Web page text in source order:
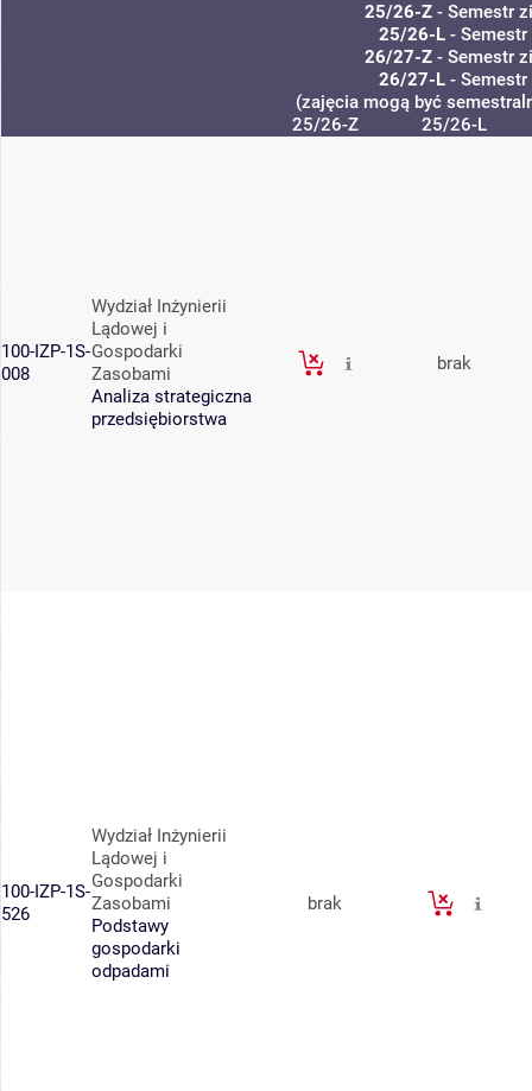
25/26-Z - Semestr
25/26-L -
26/27-Z - Semestr
26/27-L -
(zajęcia mogą być
25/26-Z
25/26-L
100-IZP-1S-
008
Wydział Inżynierii
Lądowej i
Gospodarki
Zasobami
Analiza strategiczna
przedsiębiorstwa
brak
100-IZP-1S-
526
Wydział Inżynierii
Lądowej i
Gospodarki
Zasobami
Podstawy
gospodarki
odpadami
brak